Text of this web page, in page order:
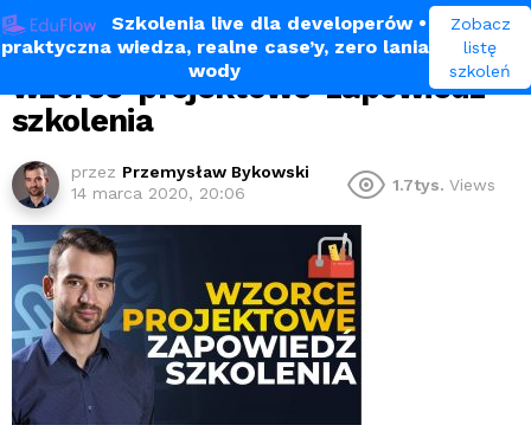
Szkolenia live dla developerów•
praktyczna wiedza, realne case’y, zero lania
wody
Zobacz
listę
szkoleń
wzorce-projektowe-zapowiedz-
szkolenia
przez Przemysław Bykowski
14 marca 2020, 20:06
1.7tys. Views